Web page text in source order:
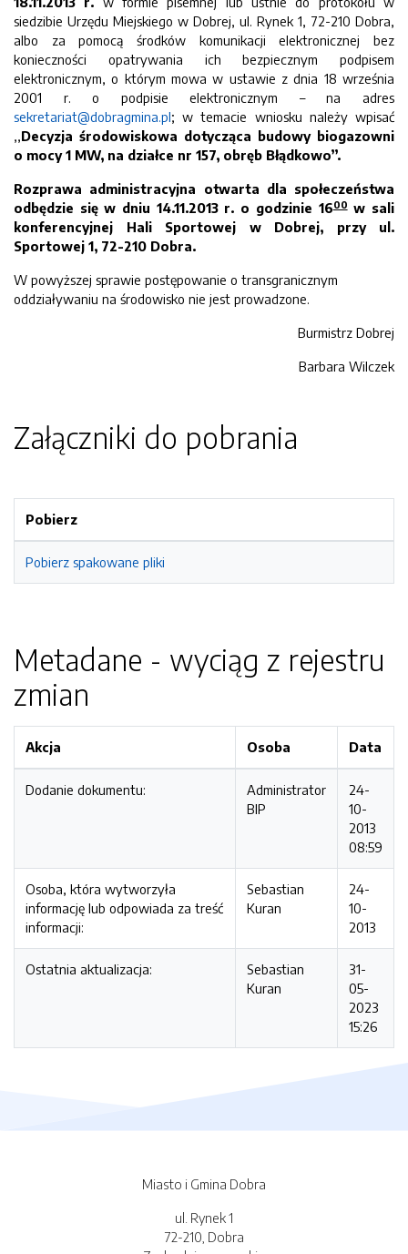
siedzibie Urzędu Miejskiego w Dobrej, ul. Rynek 1, 72-210 Dobra,
albo za pomocą środków komunikacji elektronicznej bez
konieczności opatrywania ich bezpiecznym podpisem
elektronicznym, o którym mowa w ustawie z dnia 18 września
2001 r. o podpisie elektronicznym – na adres
sekretariat@dobragmina.pl; w temacie wniosku należy wpisać
,,Decyzja środowiskowa dotycząca budowy biogazowni
o mocy 1 MW, na działce nr 157, obręb Błądkowo”.
Rozprawa administracyjna otwarta dla społeczeństwa
odbędzie się w dniu 14.11.2013 r. o godzinie 1600w sali
konferencyjnej Hali Sportowej w Dobrej, przy ul.
Sportowej 1, 72-210 Dobra.
W powyższej sprawie postępowanie o transgranicznym
oddziaływaniu na środowisko nie jest prowadzone.
Burmistrz Dobrej
Barbara Wilczek
Załączniki do pobrania
Pobierz
Pobierz spakowane pliki
Metadane - wyciąg z rejestru
zmian
Akcja Osoba Data
Dodanie dokumentu:
Administrator
BIP
24-
10-
2013
08:59
Osoba, która wytworzyła
informację lub odpowiada za treść
informacji:
Sebastian
Kuran
24-
10-
2013
Ostatnia aktualizacja:
Sebastian
Kuran
31-
05-
2023
15:26
Miasto i Gmina Dobra
ul. Rynek 1
72-210, Dobra